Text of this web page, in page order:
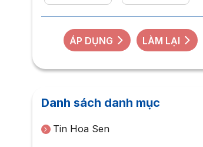
ÁP DỤNG LÀM LẠI
Danh sách danh mục
Tin Hoa Sen